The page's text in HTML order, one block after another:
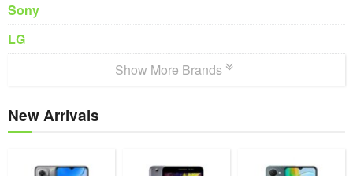
Sony
LG
Show More Brands
New Arrivals